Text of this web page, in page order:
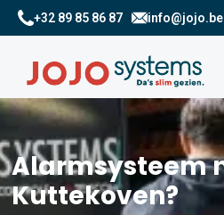
+32 89 85 86 87 info@jojo.be
Alarmsysteem
Kuttekoven?